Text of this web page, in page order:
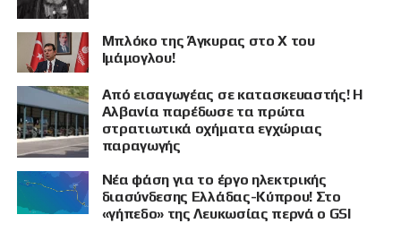
Μπλόκο της Άγκυρας στο X του
Ιμάμογλου!
Από εισαγωγέας σε κατασκευαστής! Η
Αλβανία παρέδωσε τα πρώτα
στρατιωτικά οχήματα εγχώριας
παραγωγής
Νέα φάση για το έργο ηλεκτρικής
διασύνδεσης Ελλάδας-Κύπρου! Στο
«γήπεδο» της Λευκωσίας περνά ο GSI